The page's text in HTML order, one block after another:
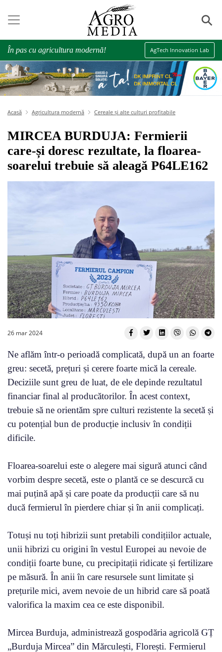
⚲
În pas cu agricultura modernă! AgTech Innovation Lab
Acasă Agricultura modernă Cereale și alte culturi profitabile
MIRCEA BURDUJA: Fermierii
care-și doresc rezultate, la floarea-
soarelui trebuie să aleagă P64LE162
26 mar 2024
Ne aflăm într-o perioadă complicată, după un an foarte
greu: secetă, prețuri și cerere foarte mică la cereale.
Deciziile sunt greu de luat, de ele depinde rezultatul
financiar final al producătorilor. În acest context,
trebuie să ne orientăm spre culturi rezistente la secetă și
cu potențial bun de producție inclusiv în condiții
dificile.
Floarea-soarelui este o alegere mai sigură atunci când
vorbim despre secetă, este o plantă ce se descurcă cu
mai puțină apă și care poate da producții care să nu
ducă fermierul în pierdere chiar și în anii complicați.
Totuși nu toți hibrizii sunt pretabili condițiilor actuale,
unii hibrizi cu origini în vestul Europei au nevoie de
condiții foarte bune, cu precipitații ridicate și fertilizare
pe măsură. În anii în care resursele sunt limitate și
prețurile mici, avem nevoie de un hibrid care să poată
valorifica la maxim cea ce este disponibil.
Mircea Burduja, administrează gospodăria agricolă GȚ
„Burduja Mircea” din Mărculești, Florești. Fermierul